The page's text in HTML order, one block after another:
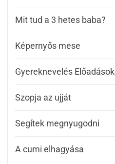
Mit tud a 3 hetes baba?
Képernyős mese
Gyereknevelés Előadások
Szopja az ujját
Segítek megnyugodni
A cumi elhagyása